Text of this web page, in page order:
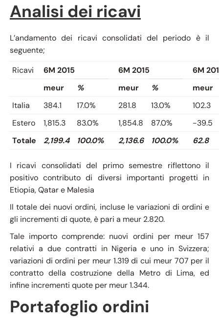
Analisi dei ricavi
L’andamento dei ricavi consolidati del periodo è il
seguente;
Ricavi
6M 2015 6M 2015
6M
meur
% meur %
meur
Italia
384.1 17.0% 281.8 13.0%
102.3
Estero
1,815.3 83.0% 1,854.8 87.0%
-39.5
Totale
2,199.4 100.0% 2,136.6 100.0% 62.8
I ricavi consolidati del primo semestre riflettono il
positivo contributo di diversi importanti progetti in
Etiopia, Qatar e Malesia
Il totale dei nuovi ordini, incluse le variazioni di ordini e
gli incrementi di quote, è pari a meur 2.820.
Tale importo comprende: nuovi ordini per meur 157
relativi a due contratti in Nigeria e uno in Svizzera;
variazioni di ordini per meur 1.319 di cui meur 707 per il
contratto della costruzione della Metro di Lima, ed
infine incrementi quote per meur 1.344.
Portafoglio ordini